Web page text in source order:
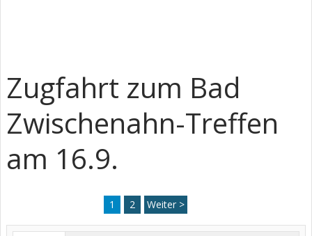
Zugfahrt zum Bad
Zwischenahn-Treffen
am 16.9.
1 2 Weiter >